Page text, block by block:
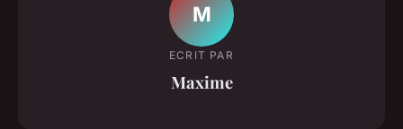
M
ECRIT PAR
Maxime